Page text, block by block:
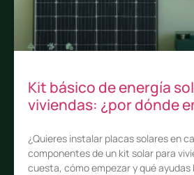
Kit básico de energía
viviendas: ¿por dónde
¿Quieres instalar placas solares en
componentes de un kit solar para
cuesta, cómo empezar y qué ayudas